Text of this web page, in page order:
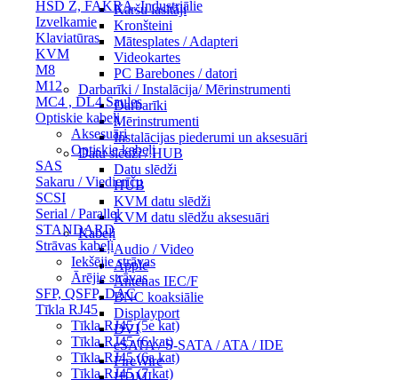
HSD Z, FAKRA, Industriālie
Izvelkamie
Klaviatūras
KVM
M8
M12
MC4 , DL4 Saules
Optiskie kabeļi
Aksesuāri
Optiskie kabeļi
SAS
Sakaru / Viedierīču
SCSI
Serial / Parallel
STANDARD
Strāvas kabeļi
Iekšējie strāvas
Ārējie strāvas
SFP, QSFP, DAC
Tīkla RJ45
Tīkla RJ45 (5e kat)
Tīkla RJ45 (6 kat)
Tīkla RJ45 (6a kat)
Tīkla RJ45 (7 kat)
Karšu lasītāji
Kronšteini
Mātesplates / Adapteri
Videokartes
PC Barebones / datori
Darbarīki / Instalācija/ Mērinstrumenti
Darbarīki
Mērinstrumenti
Instalācijas piederumi un aksesuāri
Datu slēdži / HUB
Datu slēdži
HUB
KVM datu slēdži
KVM datu slēdžu aksesuāri
Kabeļi
Audio / Video
Apple
Antenas IEC/F
BNC koaksiālie
Displayport
DVI
eSATA / S-SATA / ATA / IDE
FireWire
HDMI